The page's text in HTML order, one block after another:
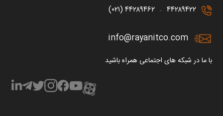
۴۴۲۸۹۴۲۲ – ۴۴۲۸۹۴۶۲ (۰۲۱)
info@rayanitco.com
با ما در شبکه های اجتماعی همراه باشید